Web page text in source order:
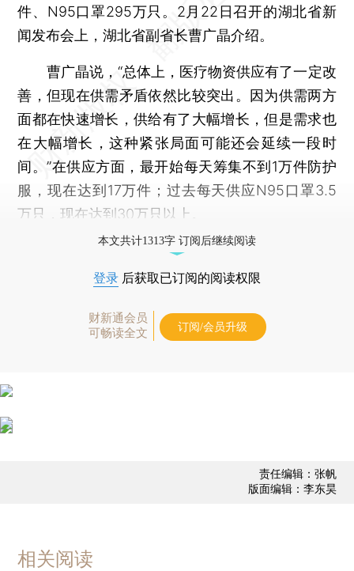
件、N95口罩295万只。2月22日召开的湖北省新
闻发布会上，湖北省副省长曹广晶介绍。
曹广晶说，“总体上，医疗物资供应有了一定改
善，但现在供需矛盾依然比较突出。因为供需两方
面都在快速增长，供给有了大幅增长，但是需求也
在大幅增长，这种紧张局面可能还会延续一段时
间。”在供应方面，最开始每天筹集不到1万件防护
服，现在达到17万件；过去每天供应N95口罩3.5
万只，现在达到30万只以上。
本文共计1313字 订阅后继续阅读
登录 后获取已订阅的阅读权限
财新通会员
可畅读全文
订阅/会员升级
责任编辑：张帆
版面编辑：李东昊
相关阅读